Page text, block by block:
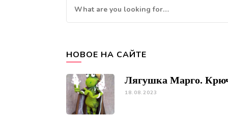
Looking
for
НОВОЕ НА САЙТЕ
Лягушка Марго.
18.08.2023